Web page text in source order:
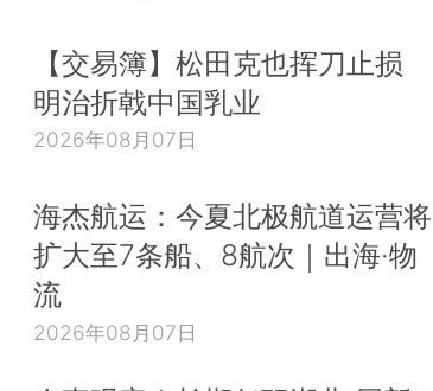
【交易簿】松田克也挥刀止损
明治折戟中国乳业
2026年08月07日
海杰航运：今夏北极航道运营将
扩大至7条船、8航次｜出海·物
流
2026年08月07日